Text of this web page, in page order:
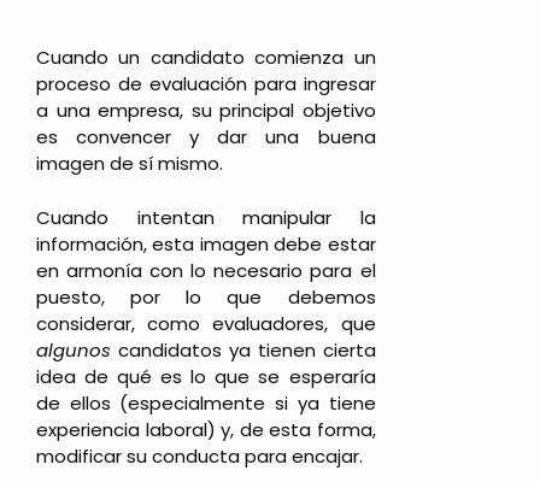
Cuando un candidato comienza un
proceso de evaluación para ingresar
a una empresa, su principal objetivo
es convencer y dar una buena
imagen de sí mismo.
Cuando intentan manipular la
información, esta imagen debe estar
en armonía con lo necesario para el
puesto, por lo que debemos
considerar, como evaluadores, que
algunos candidatos ya tienen cierta
idea de qué es lo que se esperaría
de ellos (especialmente si ya tiene
experiencia laboral) y, de esta forma,
modificar su conducta para encajar.